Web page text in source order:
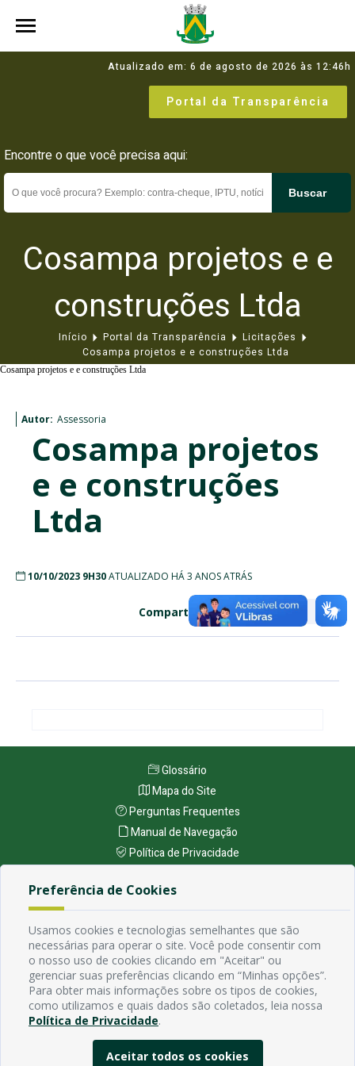
Atualizado em: 6 de agosto de 2026 às 12:46h
Portal da Transparência
Encontre o que você precisa aqui:
Buscar
Cosampa projetos e e
construções Ltda
Início Portal da Transparência
Licitações
Cosampa projetos e e construções Ltda
Cosampa projetos e e construções Ltda
Autor: Assessoria
Cosampa projetos
e e construções
Ltda
10/10/2023 9H30ATUALIZADO HÁ 3 ANOS ATRÁS
Compartilhe:
Endereço
Avenida Rio Branco, 484 - Prata, Campina Grande - PB
Contato
Email:
Horário de funcionamento
Segunda à Sexta de 7h ás 13h, exceto em feriados Nacionais,
estaduais e municipais.
Glossário
Mapa do Site
Perguntas Frequentes
Manual de Navegação
Política de Privacidade
Preferência de Cookies
Usamos cookies e tecnologias semelhantes que são
necessárias para operar o site. Você pode consentir com
o nosso uso de cookies clicando em "Aceitar" ou
gerenciar suas preferências clicando em “Minhas opções”.
Para obter mais informações sobre os tipos de cookies,
como utilizamos e quais dados são coletados, leia nossa
Política de Privacidade.
Aceitar todos os cookies